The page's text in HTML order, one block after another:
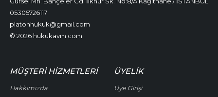
05305726117
platonhukuk@gmail.com
© 2026 hukukavm.com
MÜŞTERI HIZMETLERI
Hakkımızda
ÜYELIK
Üye Girişi